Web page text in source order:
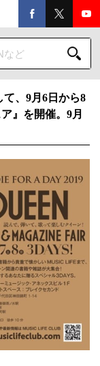
、9月6日から8
』を開催。9月